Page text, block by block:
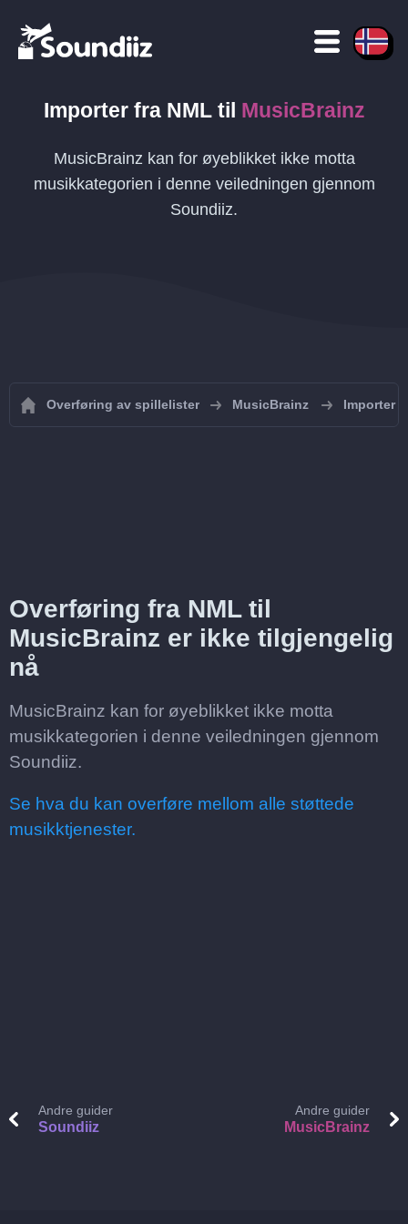
Importer fra NMLtil MusicBrainz
MusicBrainz kan for øyeblikket ikke motta
musikkategorien i denne veiledningen gjennom
Soundiiz.
Overføring av spillelister MusicBrainz Importer
Overføring fra NML til
MusicBrainz er ikke tilgjengelig
nå
MusicBrainz kan for øyeblikket ikke motta
musikkategorien i denne veiledningen gjennom
Soundiiz.
Se hva du kan overføre mellom alle støttede
musikktjenester.
Andre guider
Soundiiz
Andre guider
MusicBrainz